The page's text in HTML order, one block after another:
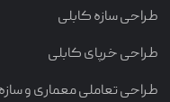
طراحی سازه کابلی
طراحی خرپای کابلی
طراحی تعاملی معماری و سازه